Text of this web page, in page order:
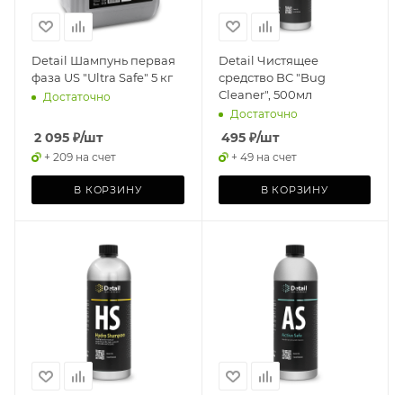
Detail Шампунь первая
фаза US "Ultra Safe" 5 кг
Достаточно
2 095 ₽/шт
+ 209 на счет
В КОРЗИНУ
Detail Чистящее
средство BC "Bug
Cleaner", 500мл
Достаточно
495₽/шт
+ 49 на счет
В КОРЗИНУ